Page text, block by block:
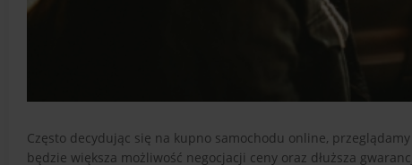
Często decydując się na kupno samochodu online,
będzie większa możliwość negocjacji ceny oraz dłuższa